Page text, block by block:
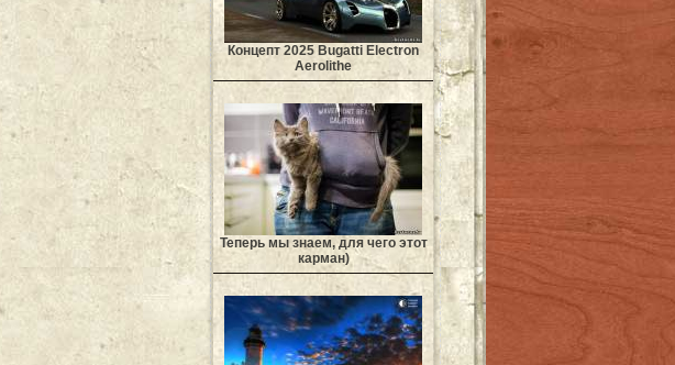
Концепт 2025 Bugatti Electron
Aerolithe
Теперь мы знаем, для чего этот
карман)